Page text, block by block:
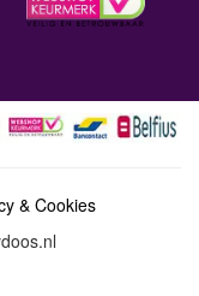
& Cookies